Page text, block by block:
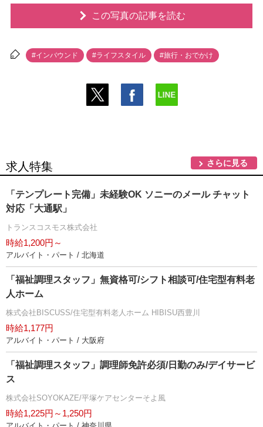
この写真の記事を読む
#インバウンド #ライフスタイル #旅行・おでかけ
求人特集 さらに見る
「テンプレート完備」未経験OK ソニーのメール チャット
対応「大通駅」
トランスコスモス株式会社
時給1,200円～
アルバイト・パート / 北海道
「福祉調理スタッフ」無資格可/シフト相談可/住宅型有料老
人ホーム
株式会社BISCUSS/住宅型有料老人ホーム HIBISU西豊川
時給1,177円
アルバイト・パート / 大阪府
「福祉調理スタッフ」調理師免許必須/日勤のみ/デイサービ
ス
株式会社SOYOKAZE/平塚ケアセンターそよ風
時給1,225円～1,250円